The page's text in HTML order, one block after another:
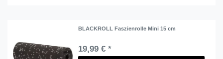
BLACKROLL Faszienrolle Mini 15 cm
19,99 € *